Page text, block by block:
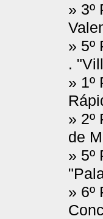
» 3º
» 5º
.
» 1º
» 2º
de
» 5º
» 6º